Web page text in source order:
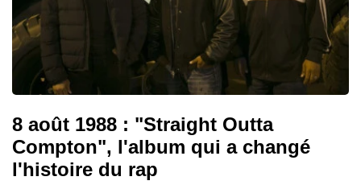
8 août 1988 : "Straight Outta
Compton", l'album qui a changé
l'histoire du rap